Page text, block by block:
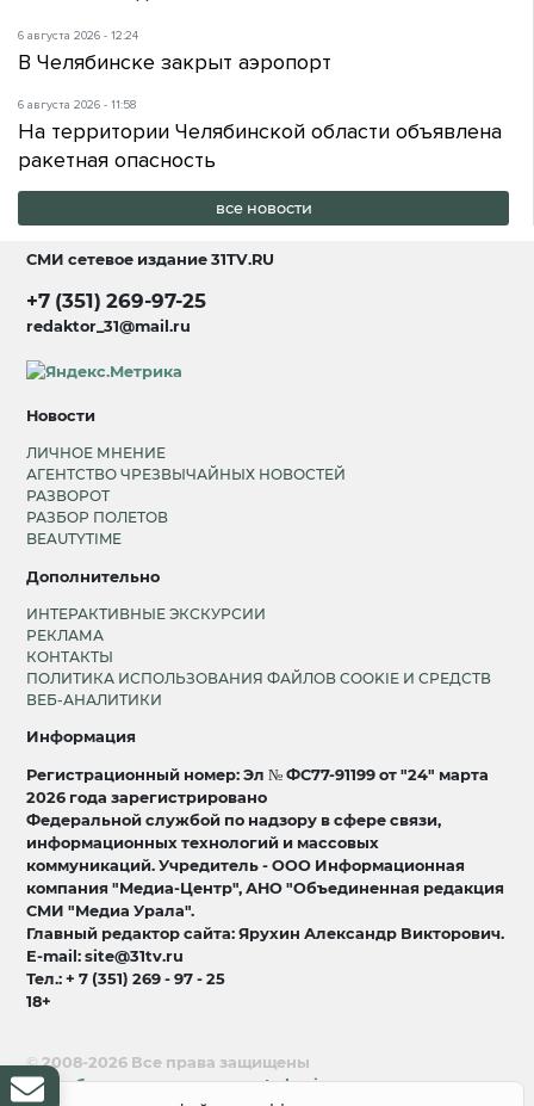
6 августа 2026 - 12:24
В Челябинске закрыт аэропорт
6 августа 2026 - 11:58
На территории Челябинской области объявлена
ракетная опасность
все новости
СМИ сетевое издание31TV.RU
+7 (351) 269-97-25
redaktor_31@mail.ru
Новости
ЛИЧНОЕ МНЕНИЕ
АГЕНТСТВО ЧРЕЗВЫЧАЙНЫХ НОВОСТЕЙ
РАЗВОРОТ
РАЗБОР ПОЛЕТОВ
BEAUTYTIME
Дополнительно
ИНТЕРАКТИВНЫЕ ЭКСКУРСИИ
РЕКЛАМА
КОНТАКТЫ
ПОЛИТИКА ИСПОЛЬЗОВАНИЯ ФАЙЛОВ COOKIE И СРЕДСТВ
ВЕБ-АНАЛИТИКИ
Информация
Регистрационный номер: Эл № ФС77-91199 от "24" марта
2026 года зарегистрировано
Федеральной службой по надзору в сфере связи,
информационных технологий и массовых
коммуникаций. Учредитель - ООО Информационная
компания "Медиа-Центр", АНО "Объединенная редакция
СМИ "Медиа Урала".
Главный редактор сайта: Ярухин Александр Викторович.
E-mail: site@31tv.ru
Тел.: + 7 (351) 269 - 97 - 25
18+
© 2008-2026 Все права защищены
разработка и продвижение:Lukevium